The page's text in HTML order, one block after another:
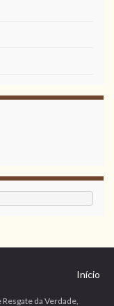
Início
da Verdade,